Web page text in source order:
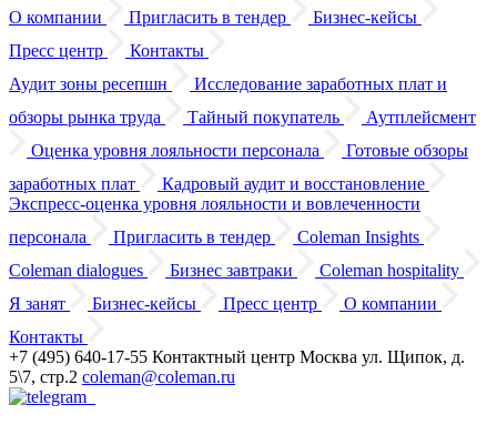
О компании
Пригласить в тендер
Бизнес-кейсы
Пресс центр
Контакты
Аудит зоны ресепшн
Исследование заработных плат и
обзоры рынка труда Тайный покупатель
Аутплейсмент
Оценка уровня лояльности персонала
Готовые обзоры
заработных плат
Кадровый аудит и восстановление
Экспресс-оценка уровня лояльности и вовлеченности
персонала
Пригласить в тендер
Coleman Insights
Coleman dialogues
Бизнес завтраки
Coleman hospitality
Я занят
Бизнес-кейсы Пресс центр
О компании
Контакты
+7 (495) 640-17-55 Контактный центр Москва ул. Щипок, д.
5\7, стр.2 coleman@coleman.ru